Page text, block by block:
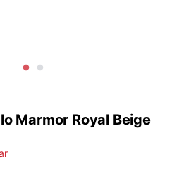
Marmor Royal Beige